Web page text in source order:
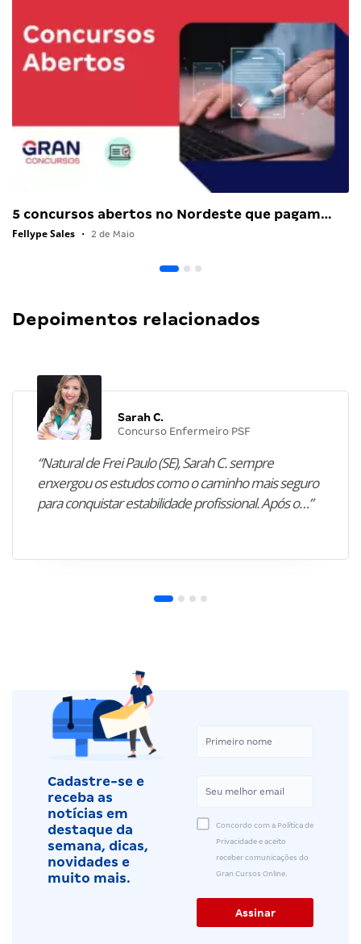
5 concursos abertos no Nordeste que pagam…
Fellype Sales • 2 de Maio
Depoimentos relacionados
Sarah C.
Concurso Enfermeiro PSF
“Natural de Frei Paulo (SE), Sarah C. sempre
enxergou os estudos como o caminho mais seguro
para conquistar estabilidade profissional. Após o…”
Cadastre-se e
receba as
notícias em
destaque da
semana, dicas,
novidades e
muito mais.
Concordo com a Política de
Privacidade e aceito
receber comunicações do
Gran Cursos Online.